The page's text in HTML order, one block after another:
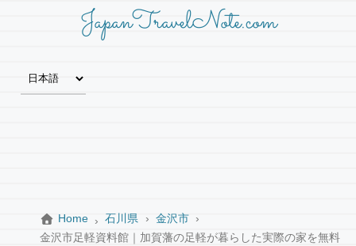
JapanTravelNote.com
Home 石川県
金沢市
金沢市足軽資料館｜加賀藩の足軽が暮らした実際の家を無料